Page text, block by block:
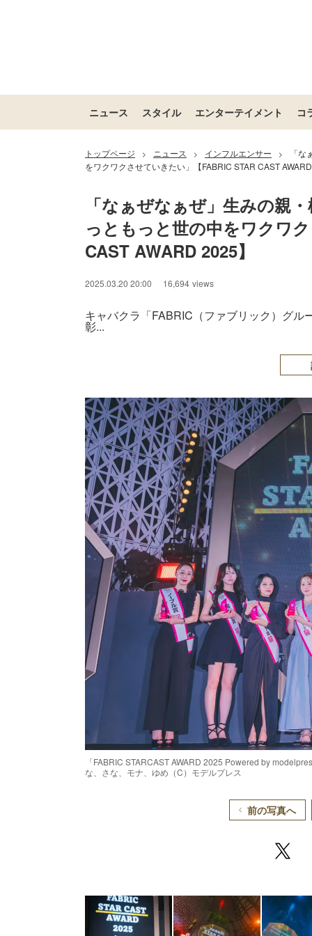
ニュース スタイル エンターテイメント コ
トップページ > ニュース > インフルエンサー >
「
をワクワクさせていきたい」【FABRIC STAR CAST
「なぁぜなぁぜ」生みの親
っともっと世の中をワクワ
CAST AWARD 2025】
2025.03.20 20:00 16,694 views
キャバクラ「FABRIC（ファブリック）グ
彰...
「FABRIC STARCAST AWARD 2025 Powered by
な、さな、モナ、ゆめ（C）モデルプレス
前の写真へ